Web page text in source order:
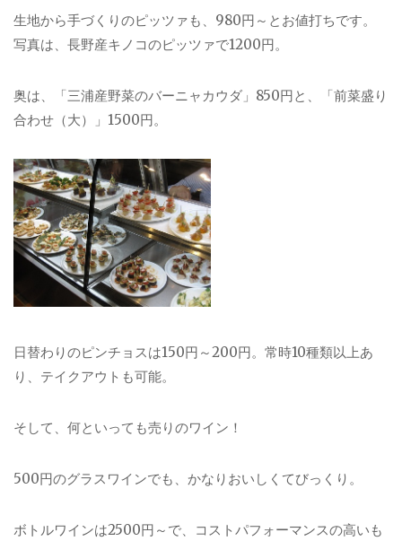
生地から手づくりのピッツァも、980円～とお値打ちです。
写真は、長野産キノコのピッツァで1200円。
奥は、「三浦産野菜のバーニャカウダ」850円と、「前菜盛り
合わせ（大）」1500円。
日替わりのピンチョスは150円～200円。常時10種類以上あ
り、テイクアウトも可能。
そして、何といっても売りのワイン！
500円のグラスワインでも、かなりおいしくてびっくり。
ボトルワインは2500円～で、コストパフォーマンスの高いも